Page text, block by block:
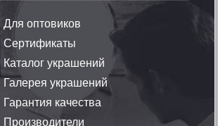
Для оптовиков
Сертификаты
Каталог украшений
Галерея украшений
Гарантия качества
Производители